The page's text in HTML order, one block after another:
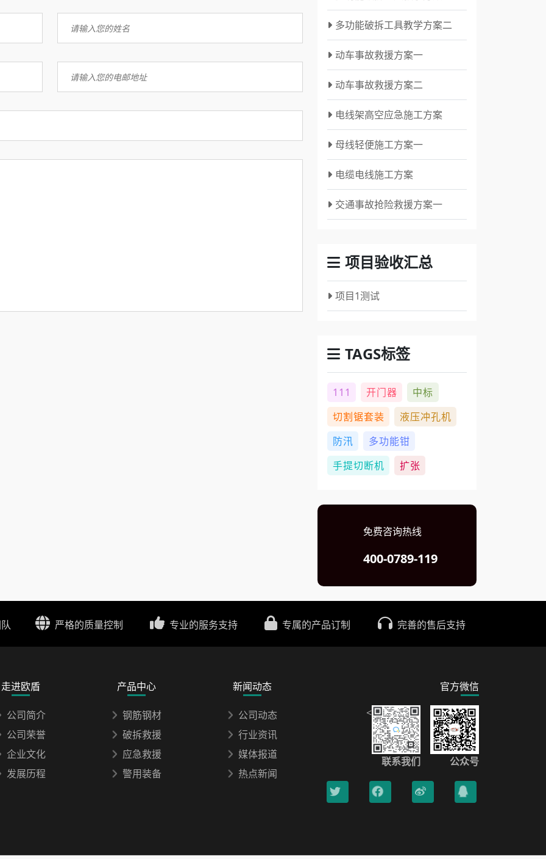
多功能破拆工具教学方案二
动车事故救援方案一
动车事故救援方案二
电线架高空应急施工方案
母线轻便施工方案一
电缆电线施工方案
交通事故抢险救援方案一
项目验收汇总
项目1测试
TAGS标签
111 开门器
中标
切割锯套装
液压冲孔机
防汛
多功能钳
手提切断机
扩张
免费咨询热线
400-0789-119
严格的质量控制 专业的服务支持 专属的产品订制 完善的售后支持
走进欧盾
公司简介
公司荣誉
企业文化
发展历程
产品中心
钢筋钢材
破拆救援
应急救援
警用装备
新闻动态
公司动态
行业资讯
媒体报道
热点新闻
官方微信
<
联系我们 公众号